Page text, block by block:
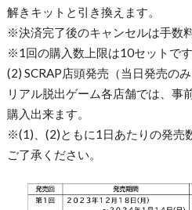
解きキットと引き換えます。
※決済完了後のキャンセルは手数
※1回の購入数上限は10セットです
(2) SCRAP店頭発売（当日発売のみ
リアル脱出ゲーム各店舗では、事
購入出来ます。
※(1)、(2)ともに1日あたりの発売
ご了承ください。